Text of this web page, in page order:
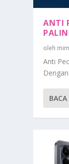
ANTI
oleh
Anti